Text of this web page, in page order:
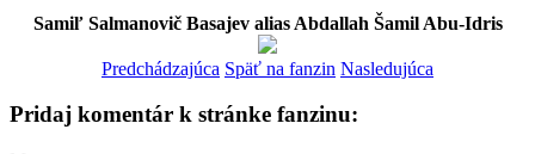
Samiľ Salmanovič Basajev alias Abdallah Šamil Abu-Idris
Predchádzajúca Späť na fanzin Nasledujúca
Pridaj komentár k stránke fanzinu: